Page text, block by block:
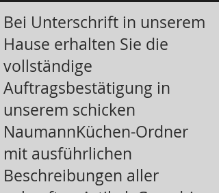
Bei Unterschrift in unserem
Hause erhalten Sie die
vollständige
Auftragsbestätigung in
unserem schicken
NaumannKüchen-Ordner
mit ausführlichen
Beschreibungen aller